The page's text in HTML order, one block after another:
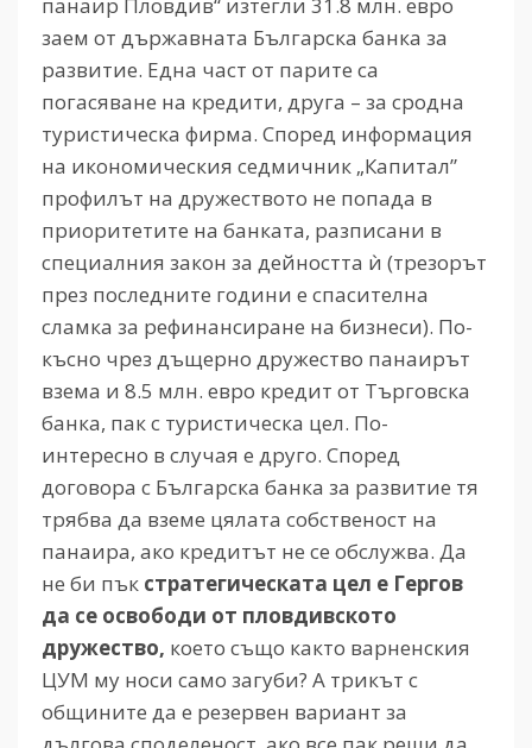
заем от държавната Българска банка за
развитие. Една част от парите са
погасяване на кредити, друга – за сродна
туристическа фирма. Според информация
на икономическия седмичник „Капитал”
профилът на дружеството не попада в
приоритетите на банката, разписани в
специалния закон за дейността ѝ (трезорът
през последните години е спасителна
сламка за рефинансиране на бизнеси). По-
късно чрез дъщерно дружество панаирът
взема и 8.5 млн. евро кредит от Търговска
банка, пак с туристическа цел. По-
интересно в случая е друго. Според
договора с Българска банка за развитие тя
трябва да вземе цялата собственост на
панаира, ако кредитът не се обслужва. Да
не би пък стратегическата цел е Гергов
да се освободи от пловдивското
дружество, което също както варненския
ЦУМ му носи само загуби? А трикът с
общините да е резервен вариант за